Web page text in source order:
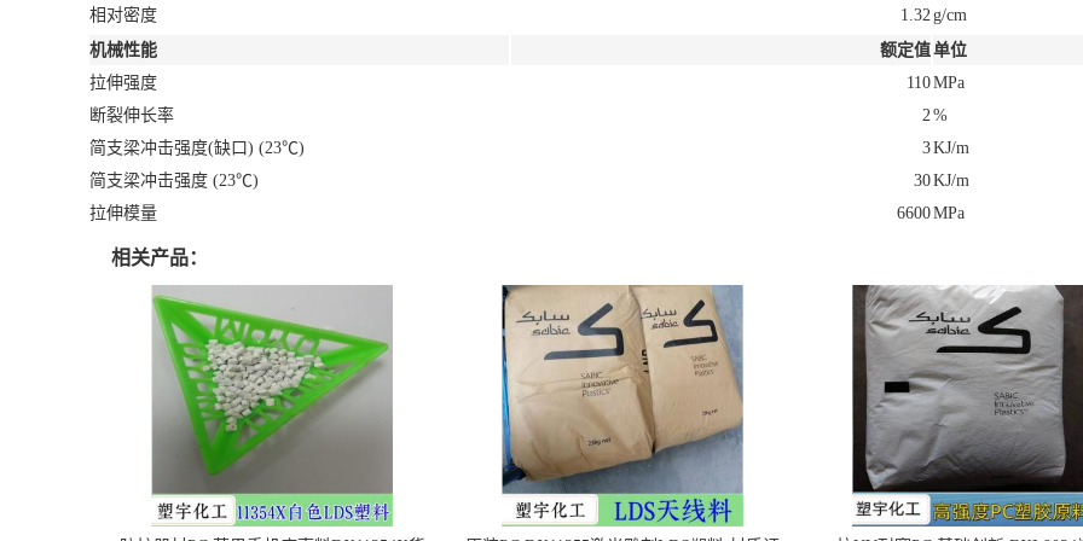
相对密度
1.32g/cm
机械性能
额定值单位
拉伸强度
110MPa
断裂伸长率
2%
简支梁冲击强度(缺口) (23℃)
3KJ/m
简支梁冲击强度 (23℃)
30KJ/m
拉伸模量
6600MPa
相关产品：